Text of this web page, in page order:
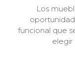
b
l
i
c
Los
funcional que
elegir